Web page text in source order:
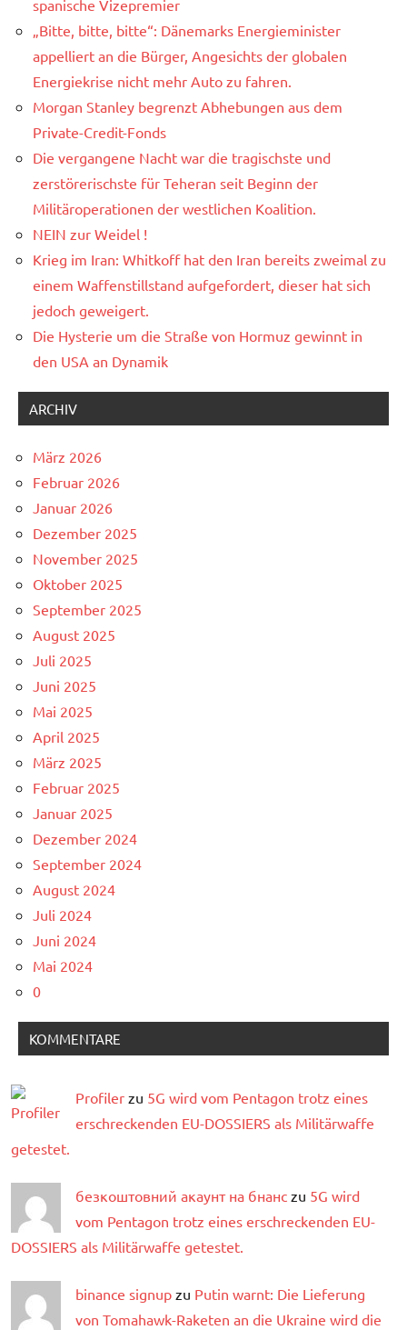
spanische Vizepremier
„Bitte, bitte, bitte“: Dänemarks Energieminister
appelliert an die Bürger, Angesichts der globalen
Energiekrise nicht mehr Auto zu fahren.
Morgan Stanley begrenzt Abhebungen aus dem
Private-Credit-Fonds
Die vergangene Nacht war die tragischste und
zerstörerischste für Teheran seit Beginn der
Militäroperationen der westlichen Koalition.
NEIN zur Weidel !
Krieg im Iran: Whitkoff hat den Iran bereits zweimal zu
einem Waffenstillstand aufgefordert, dieser hat sich
jedoch geweigert.
Die Hysterie um die Straße von Hormuz gewinnt in
den USA an Dynamik
ARCHIV
März 2026
Februar 2026
Januar 2026
Dezember 2025
November 2025
Oktober 2025
September 2025
August 2025
Juli 2025
Juni 2025
Mai 2025
April 2025
März 2025
Februar 2025
Januar 2025
Dezember 2024
September 2024
August 2024
Juli 2024
Juni 2024
Mai 2024
0
KOMMENTARE
Profiler zu 5G wird vom Pentagon trotz eines
erschreckenden EU-DOSSIERS als Militärwaffe
getestet.
безкоштовний акаунт на бнанс zu 5G wird
vom Pentagon trotz eines erschreckenden EU-
DOSSIERS als Militärwaffe getestet.
binance signup zu Putin warnt: Die Lieferung
von Tomahawk-Raketen an die Ukraine wird die